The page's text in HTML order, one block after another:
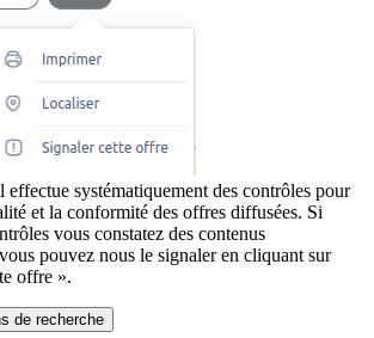
effectue systématiquement des contrôles pour
et la conformité des offres diffusées. Si
vous constatez des contenus
pouvez nous le signaler en cliquant sur
offre ».
de recherche